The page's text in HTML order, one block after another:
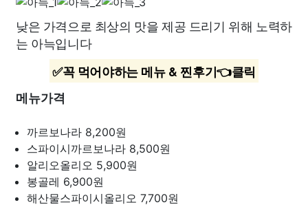
낮은 가격으로 최상의 맛을 제공 드리기 위해 노력하
는 아늑입니다
✅꼭 먹어야하는 메뉴 & 찐후기👈클릭
메뉴가격
까르보나라 8,200원
스파이시까르보나라 8,500원
알리오올리오 5,900원
봉골레 6,900원
해산물스파이시올리오 7,700원